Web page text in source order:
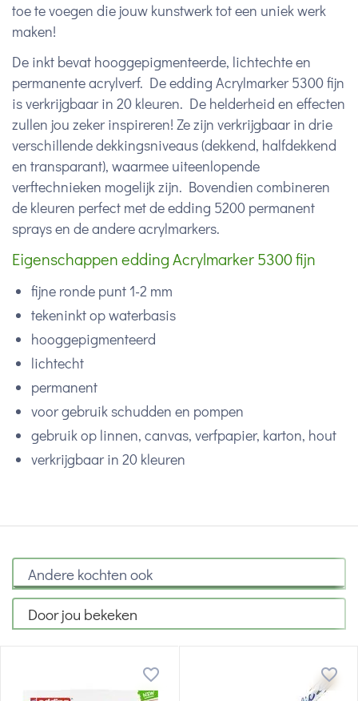
toe te voegen die jouw kunstwerk tot een uniek werk
maken!
De inkt bevat hooggepigmenteerde, lichtechte en
permanente acrylverf. De edding Acrylmarker 5300 fijn
is verkrijgbaar in 20 kleuren. De helderheid en effecten
zullen jou zeker inspireren! Ze zijn verkrijgbaar in drie
verschillende dekkingsniveaus (dekkend, halfdekkend
en transparant), waarmee uiteenlopende
verftechnieken mogelijk zijn. Bovendien combineren
de kleuren perfect met de edding 5200 permanent
sprays en de andere acrylmarkers.
Eigenschappen edding Acrylmarker 5300 fijn
fijne ronde punt 1-2 mm
tekeninkt op waterbasis
hooggepigmenteerd
lichtecht
permanent
voor gebruik schudden en pompen
gebruik op linnen, canvas, verfpapier, karton, hout
verkrijgbaar in 20 kleuren
Andere kochten ook
Door jou bekeken